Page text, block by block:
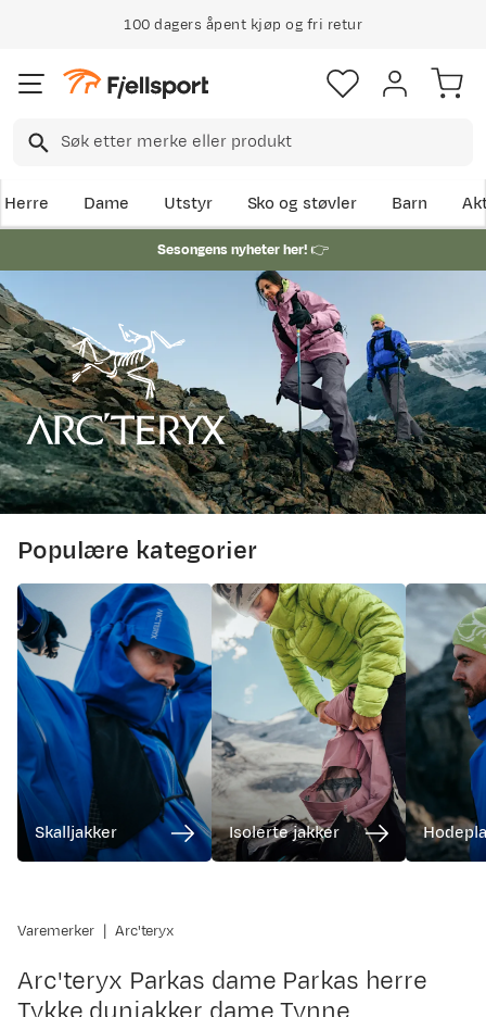
100 dagers åpent kjøp og fri retur
Herre Dame Utstyr Sko og støvler Barn
Sesongens nyheter her!👉
Populære kategorier
Skalljakker Isolerte jakker
Varemerker Arc'teryx
Arc'teryx Parkas dame Parkas herre